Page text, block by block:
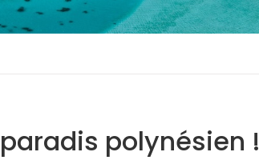
polynésien !